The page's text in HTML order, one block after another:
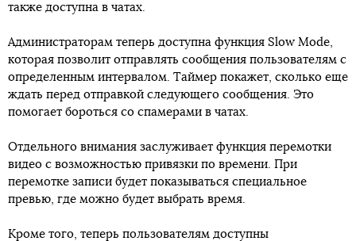
также доступна в чатах.
Администраторам теперь доступна функция Slow Mode,
которая позволит отправлять сообщения пользователям с
определенным интервалом. Таймер покажет, сколько еще
ждать перед отправкой следующего сообщения. Это
помогает бороться со спамерами в чатах.
Отдельного внимания заслуживает функция перемотки
видео с возможностью привязки по времени. При
перемотке записи будет показываться специальное
превью, где можно будет выбрать время.
Кроме того, теперь пользователям доступны